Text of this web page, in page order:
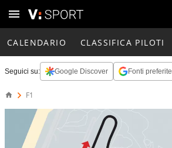
CALENDARIO CLASSIFICA PILOTI
Seguici su: Google Discover Fonti preferite
F1